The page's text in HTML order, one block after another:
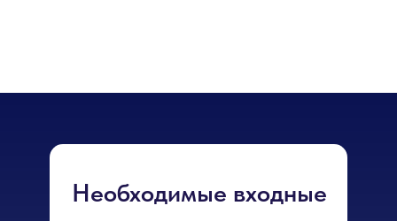
Необходимые входные